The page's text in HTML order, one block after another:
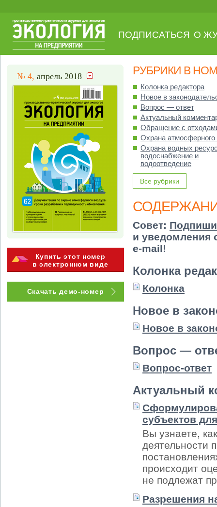
ПОДПИСАТЬСЯ О
№ 4, апрель 2018
Купить этот номер
в электронном виде
Скачать демо-номер
РУБРИКИ В
Колонка редактора
Новое в
Вопрос — ответ
Актуальный
Обращение с
Охрана атмосферного
Охрана водных
водоснабжение и
водоотведение
Все рубрики
Совет:
и уведомления
e-mail!
Колонка
Колонка
Новое в
Новое в
Вопрос —
Вопрос-ответ
Актуальный
субъектов
Вы узнаете,
деятельности
происходит
не подлежат
Разрешения